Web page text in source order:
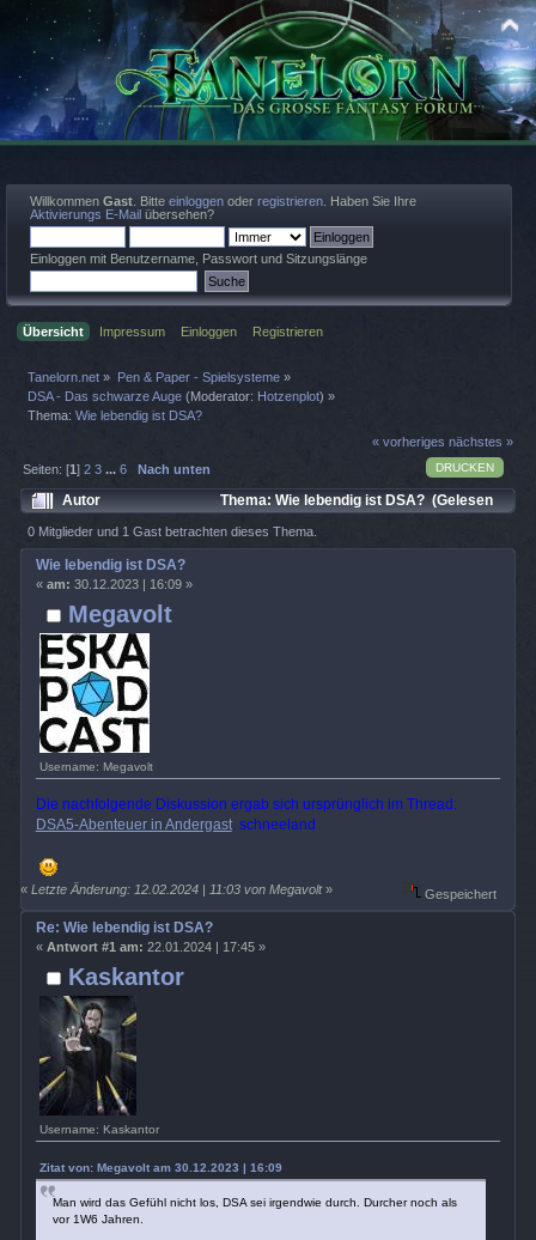
Willkommen Gast . Bitte einloggen oder registrieren . Haben Sie Ihre
Aktivierungs E-Mail übersehen?
Einloggen mit Benutzername, Passwort und Sitzungslänge
Übersicht Impressum Einloggen Registrieren
Tanelorn.net » Pen & Paper - Spielsysteme»
DSA - Das schwarze Auge (Moderator: Hotzenplot) »
Thema:Wie lebendig ist DSA?
« vorheriges nächstes »
DRUCKEN
Seiten: [1]2 3 ...6 Nach unten
Autor
Thema: Wie lebendig ist DSA? (Gelesen
18279 mal)
0 Mitglieder und 1 Gast betrachten dieses Thema.
Megavolt
Username: Megavolt
Wie lebendig ist DSA?
« am: 30.12.2023 | 16:09 »
Die nachfolgende Diskussion ergab sich ursprünglich im Thread:
DSA5-Abenteuer in Andergast. schneeland
«Letzte Änderung: 12.02.2024 | 11:03 von Megavolt» Gespeichert
Kaskantor
Username: Kaskantor
Re: Wie lebendig ist DSA?
« Antwort #1 am: 22.01.2024 | 17:45 »
Zitat von: Megavolt am 30.12.2023 | 16:09
Man wird das Gefühl nicht los, DSA sei irgendwie durch. Durcher noch als
vor 1W6 Jahren.